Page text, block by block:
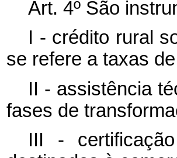
Art. 4º São
I - crédito rural
se refere a taxas
II - assistência
fases de
III -